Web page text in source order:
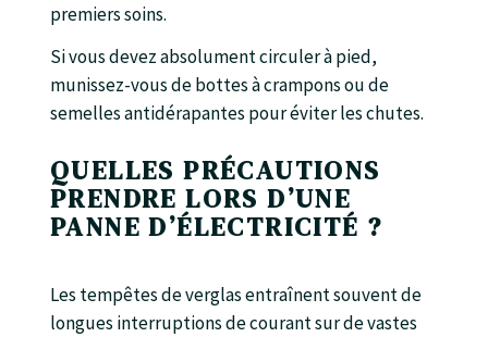
premiers soins.
Si vous devez absolument circuler à pied,
munissez-vous de bottes à crampons ou de
semelles antidérapantes pour éviter les chutes.
QUELLES PRÉCAUTIONS
PRENDRE LORS D’UNE
PANNE D’ÉLECTRICITÉ ?
Les tempêtes de verglas entraînent souvent de
longues interruptions de courant sur de vastes